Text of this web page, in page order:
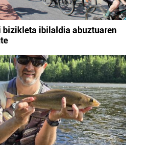
bizikleta ibilaldia abuztuaren